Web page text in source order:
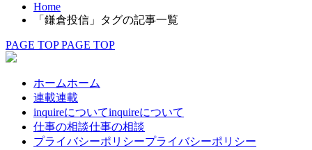
Home
「鎌倉投信」タグの記事一覧
PAGE TOP PAGE TOP
ホームホーム
連載連載
inquireについてinquireについて
仕事の相談仕事の相談
プライバシーポリシープライバシーポリシー